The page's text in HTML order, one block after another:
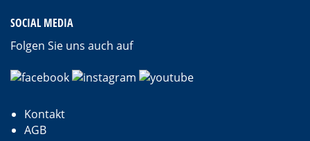
SOCIAL MEDIA
Folgen Sie uns auch auf
Kontakt
AGB